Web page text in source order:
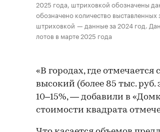
2025 года, штриховкой обозначены
обозначено количество
штриховкой — данные за 2024 год.
лотов в марте 2025 года
«В городах, где отмечается
высокий (более 85 тыс. руб.
10–15%, — добавили в
стоимости квадрата